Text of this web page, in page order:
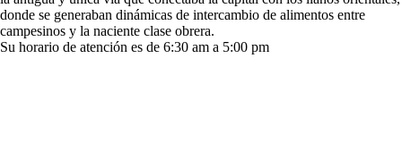
donde se generaban dinámicas de intercambio de alimentos entre
campesinos y la naciente clase obrera.
Su horario de atención es de 6:30 am a 5:00 pm